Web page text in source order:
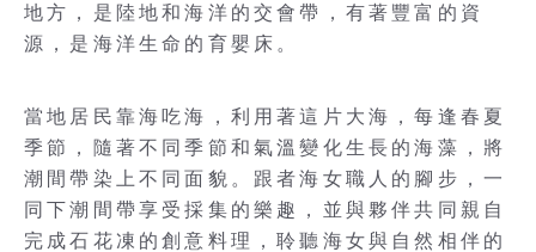
地方，是陸地和海洋的交會帶，有著豐富的資
源，是海洋生命的育嬰床。
當地居民靠海吃海，利用著這片大海，每逢春夏
季節，隨著不同季節和氣溫變化生長的海藻，將
潮間帶染上不同面貌。跟者海女職人的腳步，一
同下潮間帶享受採集的樂趣，並與夥伴共同親自
完成石花凍的創意料理，聆聽海女與自然相伴的